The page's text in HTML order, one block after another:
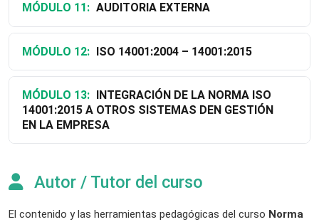
MÓDULO 11: AUDITORIA EXTERNA
MÓDULO 12: ISO 14001:2004 – 14001:2015
MÓDULO 13:
14001:2015 A OTROS SISTEMAS DEN GESTIÓN
EN LA EMPRESA
Autor / Tutor del curso
El contenido y las herramientas pedagógicas del curso Norma